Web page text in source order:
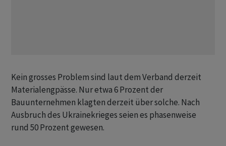
Kein grosses Problem sind laut dem Verband derzeit
Materialengpässe. Nur etwa 6 Prozent der
Bauunternehmen klagten derzeit über solche. Nach
Ausbruch des Ukrainekrieges seien es phasenweise
rund 50 Prozent gewesen.